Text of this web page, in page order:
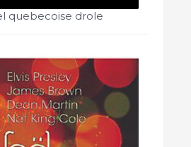
quebecoise drole